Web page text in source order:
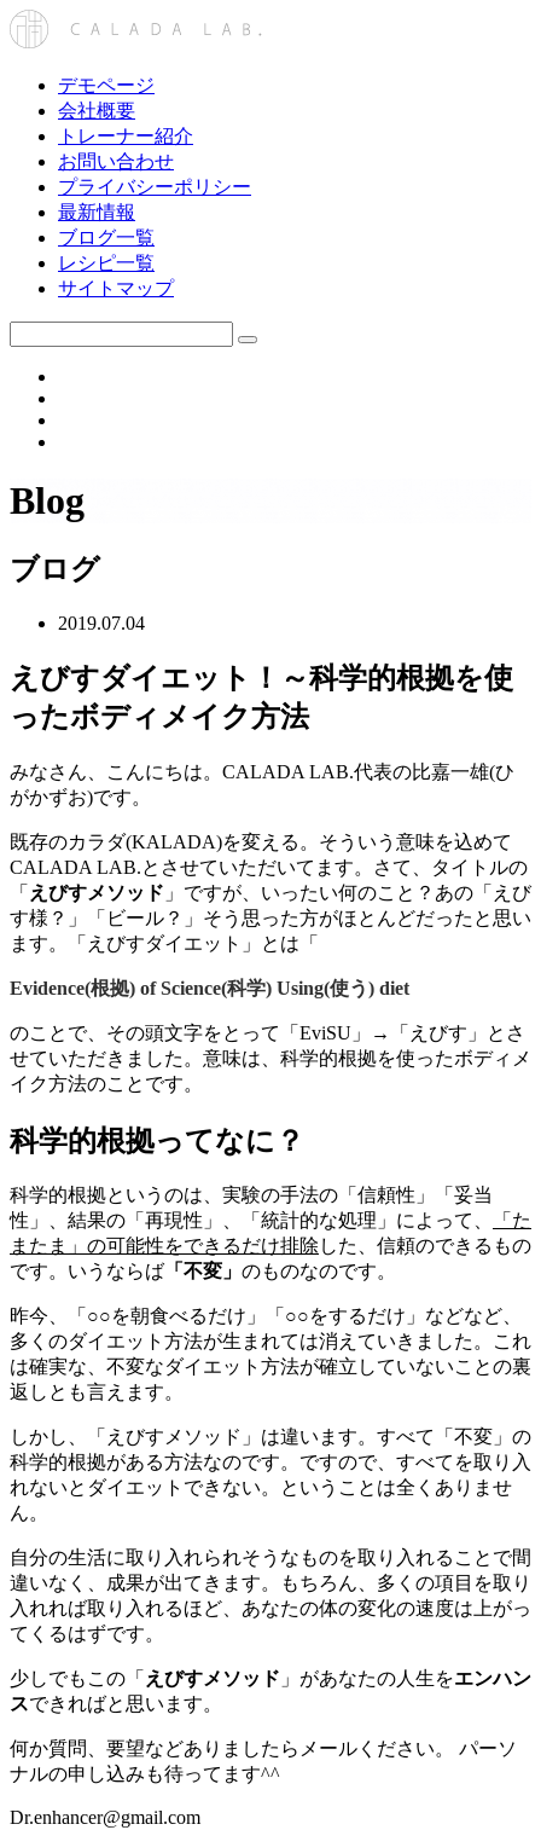
デモページ
会社概要
トレーナー紹介
お問い合わせ
プライバシーポリシー
最新情報
ブログ一覧
レシピ一覧
サイトマップ
Blog
ブログ
2019.07.04
えびすダイエット！～科学的根拠を使
ったボディメイク方法
みなさん、こんにちは。CALADA LAB.代表の比嘉一雄(ひ
がかずお)です。
既存のカラダ(KALADA)を変える。そういう意味を込めて
CALADA LAB.とさせていただいてます。さて、タイトルの
「 えびすメソッド 」ですが、いったい何のこと？あの「えび
す様？」「ビール？」そう思った方がほとんどだったと思い
ます。「えびすダイエット」とは「
Evidence(根拠) of Science(科学) Using(使う) diet
のことで、その頭文字をとって「EviSU」→「えびす」とさ
せていただきました。意味は、科学的根拠を使ったボディメ
イク方法のことです。
科学的根拠ってなに？
科学的根拠というのは、実験の手法の「信頼性」「妥当
性」、結果の「再現性」、「統計的な処理」によって、
「た
またま」の可能性をできるだけ排除 した、信頼のできるもの
です。いうならば 「不変」 のものなのです。
昨今、「○○を朝食べるだけ」「○○をするだけ」などなど、
多くのダイエット方法が生まれては消えていきました。これ
は確実な、不変なダイエット方法が確立していないことの裏
返しとも言えます。
しかし、「えびすメソッド」は違います。すべて「不変」の
科学的根拠がある方法なのです。ですので、すべてを取り入
れないとダイエットできない。ということは全くありませ
ん。
自分の生活に取り入れられそうなものを取り入れることで間
違いなく、成果が出てきます。もちろん、多くの項目を取り
入れれば取り入れるほど、あなたの体の変化の速度は上がっ
てくるはずです。
少しでもこの「 えびすメソッド 」があなたの人生をエンハン
スできればと思います。
何か質問、要望などありましたらメールください。 パーソ
ナルの申し込みも待ってます^^
Dr.enhancer@gmail.com